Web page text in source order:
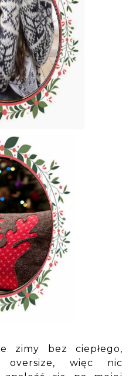
zimy bez ciepłego,
oversize, więc nic